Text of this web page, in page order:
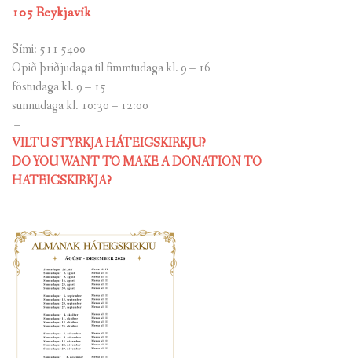
105 Reykjavík
Sími: 511 5400
Opið þriðjudaga til fimmtudaga kl. 9 – 16
föstudaga kl. 9 – 15
sunnudaga kl. 10:30 – 12:00
–
VILTU STYRKJA HÁTEIGSKIRKJU?
DO YOU WANT TO MAKE A DONATION TO
HATEIGSKIRKJA?